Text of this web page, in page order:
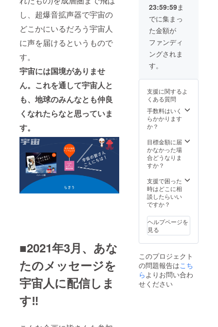
し、超爆音拡声器で宇宙の
どこかにいるだろう宇宙人
に声を届けるというもので
す。
宇宙には国境がありませ
ん。これを通して宇宙人と
も、地球のみんなとも仲良
くなれたらなと思っていま
す。
■2021年3月、あな
たのメッセージを
宇宙人に配信しま
す‼️
態で打
ち上げ
や、動
画の回
収が失
敗する
場合が
の場合
もお金
をお返
しする
ことは
できま
ござい
ませ
ん。
23:59:59ま
でに集まっ
た金額が
ファンディ
ングされま
す。
支援に関するよ
くある質問
手数料はいく
らかかります
か？
目標金額に届
かなかった場
合どうなりま
すか？
支援で困った
時はどこに相
談したらいい
ですか？
ヘルプページを
見る
このプロジェクト
の問題報告はこち
らよりお問い合わ
せください